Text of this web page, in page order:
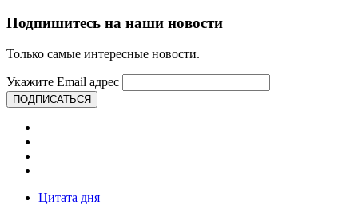
Подпишитесь на наши новости
Только самые интересные новости.
Укажите Email адрес
ПОДПИСАТЬСЯ
Цитата дня